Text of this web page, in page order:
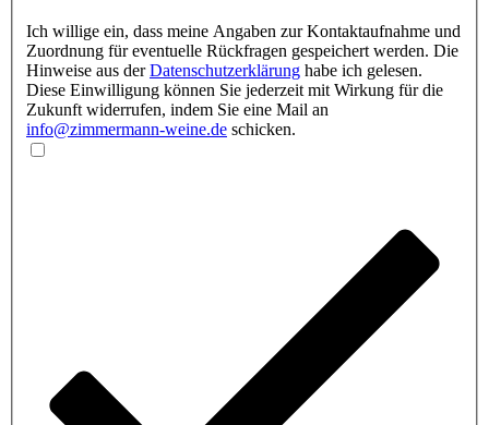
Ich willige ein, dass meine Angaben zur Kontaktaufnahme und
Zuordnung für eventuelle Rückfragen gespeichert werden. Die
Hinweise aus derDatenschutzerklärung habe ich gelesen.
Diese Einwilligung können Sie jederzeit mit Wirkung für die
Zukunft widerrufen, indem Sie eine Mail an
info@zimmermann-weine.de schicken.